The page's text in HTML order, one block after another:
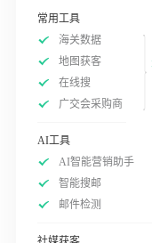
常用工具
海关数据
地图获客
在线搜
广交会采购商
AI工具
AI智能营销助手
智能搜邮
邮件检测